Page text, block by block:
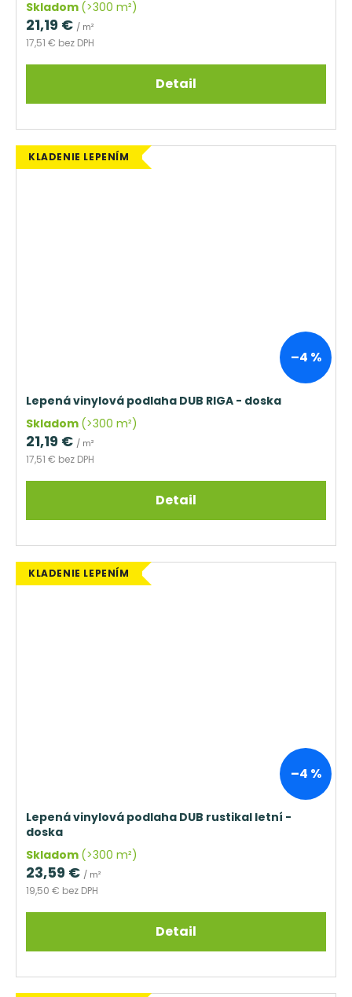
Skladom (>300 m²)
17,51 € bez DPH
21,19 € / m²
Detail
KLADENIE LEPENÍM
–4 %
Lepená vinylová podlaha DUB RIGA - doska
Skladom (>300 m²)
17,51 € bez DPH
21,19 € / m²
Detail
KLADENIE LEPENÍM
–4 %
Lepená vinylová podlaha DUB rustikal letní -
doska
Skladom (>300 m²)
19,50 € bez DPH
23,59 € / m²
Detail